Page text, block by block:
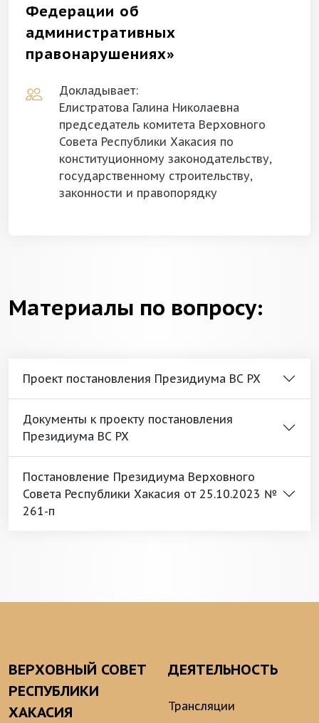
Федерации об
административных
правонарушениях»
Докладывает:
Елистратова Галина Николаевна
председатель комитета Верховного
Совета Республики Хакасия по
конституционному законодательству,
государственному строительству,
законности и правопорядку
Материалы по вопросу:
Проект постановления Президиума ВС РХ
Документы к проекту постановления
Президиума ВС РХ
Постановление Президиума Верховного
Совета Республики Хакасия от 25.10.2023 №
261-п
ВЕРХОВНЫЙ СОВЕТ
РЕСПУБЛИКИ
ХАКАСИЯ
ДЕЯТЕЛЬНОСТЬ
Трансляции